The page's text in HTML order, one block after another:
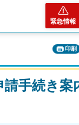
緊急情報
印刷
請手続き案